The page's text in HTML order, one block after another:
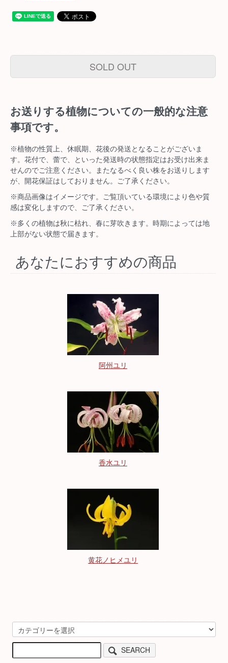
SOLD OUT
お送りする植物についての一般的な注意
事項です。
※植物の性質上、休眠期、花後の発送となることがございま
す。花付で、蕾で、といった発送時の状態指定はお受け出来ま
せんのでご注意ください。またなるべく良い株をお送りします
が、開花保証はしておりません。ご了承ください。
※商品画像はイメージです。ご覧頂いている環境により色や質
感は変化しますので、ご了承ください。
※多くの植物は秋に枯れ、春に芽吹きます。時期によっては地
上部がない状態で届きます。
あなたにおすすめの商品
阿州ユリ
香水ユリ
黄花ノヒメユリ
SEARCH